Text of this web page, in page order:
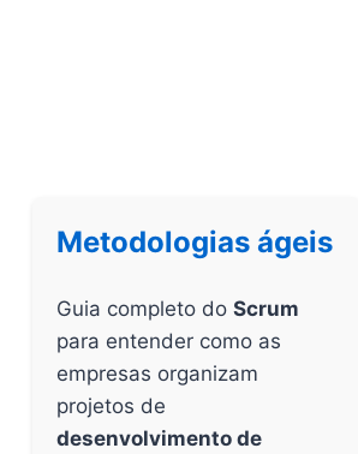
Metodologias ágeis
Guia completo do Scrum
para entender como as
empresas organizam
projetos de
desenvolvimento de